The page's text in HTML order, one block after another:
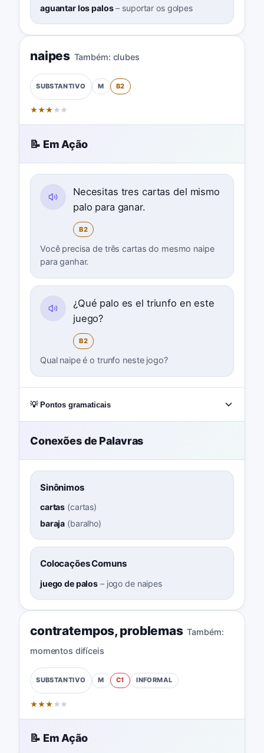
aguantar los palos– suportar os golpes
naipes Também: clubes
SUBSTANTIVO M B2
★★★ ★ ★
📝 Em Ação
Necesitas tres cartas del mismo
palo para ganar.
B2
Você precisa de três cartas do mesmo naipe
para ganhar.
¿Qué palo es el triunfo en este
juego?
B2
Qual naipe é o trunfo neste jogo?
💡 Pontos gramaticais
Conexões de Palavras
Sinônimos
cartas (cartas)
baraja (baralho)
Colocações Comuns
juego de palos – jogo de naipes
contratempos, problemas Também:
momentos difíceis
SUBSTANTIVO M C1 INFORMAL
★★★ ★ ★
📝 Em Ação